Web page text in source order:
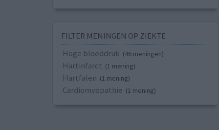
FILTER MENINGEN OP ZIEKTE
Hoge bloeddruk (46 meningen)
Hartinfarct (1 mening)
Hartfalen (1 mening)
Cardiomyopathie (1 mening)